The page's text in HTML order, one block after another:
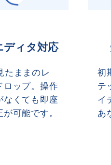
ディタ対応
たままのレ
ロップ。操作
なくても即座
可能です。
初
テ
イ
あ